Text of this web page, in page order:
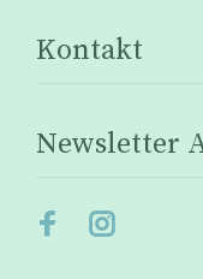
Kontakt
Newsletter